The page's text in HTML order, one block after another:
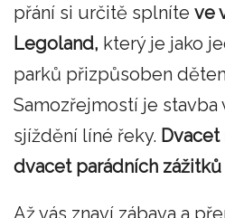
přání si určitě splníte ve
Legoland, který je jako
parků přizpůsoben
Samozřejmostí je stavba
sjíždění líné řeky.
dvacet parádních
Až vás znaví zábava a